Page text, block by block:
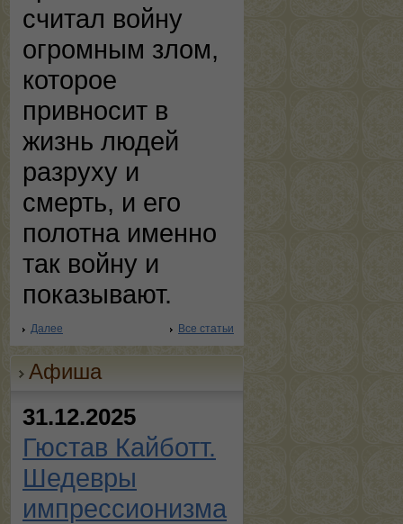
считал войну
огромным злом,
которое
привносит в
жизнь людей
разруху и
смерть, и его
полотна именно
так войну и
показывают.
Далее Все статьи
Афиша
31.12.2025
Гюстав Кайботт.
Шедевры
импрессионизма